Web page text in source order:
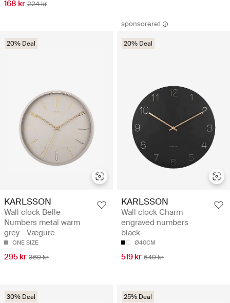
168 kr 224 kr
20% Deal
KARLSSON
Wall clock Belle
Numbers metal warm
grey - Vægure
ONE SIZE
295 kr 369 kr
sponsoreret
20% Deal
KARLSSON
Wall clock Charm
engraved numbers
black
Ø40CM
519 kr 649 kr
30% Deal 25% Deal